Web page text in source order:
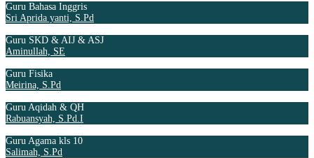
Guru Bahasa Inggris
Sri Aprida yanti, S.Pd
Guru SKD & AIJ & ASJ
Aminullah, SE
Guru Fisika
Meirina, S.Pd
Guru Aqidah & QH
Rabuansyah, S.Pd.I
Guru Agama kls 10
Salimah, S.Pd